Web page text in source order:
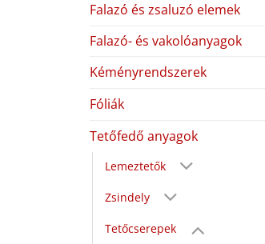
Falazó és zsaluzó elemek
Falazó- és vakolóanyagok
Kéményrendszerek
Fóliák
Tetőfedő anyagok
Lemeztetők
Zsindely
Tetőcserepek